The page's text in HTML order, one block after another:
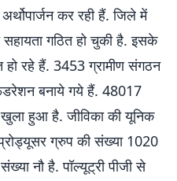
कर रही हैं. जिले में
गठित हो चुकी है. इसके
हो रहे हैं. 3453 ग्रामीण संगठन
बनाये गये हैं. 48017
हुआ है. जीविका की यूनिक
प्रोड्यूसर ग्रुप की संख्या 1020
नौ है. पॉल्यूट्री पीजी से